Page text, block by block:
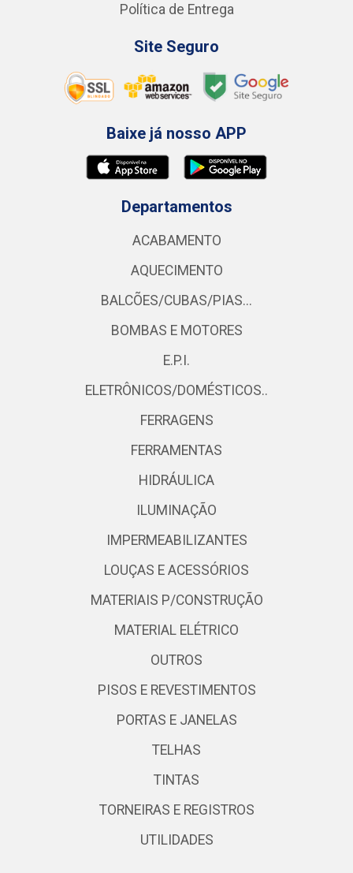
Política de Entrega
Site Seguro
Baixe já nosso APP
Departamentos
ACABAMENTO
AQUECIMENTO
BALCÕES/CUBAS/PIAS...
BOMBAS E MOTORES
E.P.I.
ELETRÔNICOS/DOMÉSTICOS..
FERRAGENS
FERRAMENTAS
HIDRÁULICA
ILUMINAÇÃO
IMPERMEABILIZANTES
LOUÇAS E ACESSÓRIOS
MATERIAIS P/CONSTRUÇÃO
MATERIAL ELÉTRICO
OUTROS
PISOS E REVESTIMENTOS
PORTAS E JANELAS
TELHAS
TINTAS
TORNEIRAS E REGISTROS
UTILIDADES